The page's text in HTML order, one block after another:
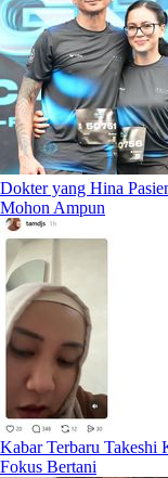
Dokter yang Hina
Mohon Ampun
Kabar Terbaru Takeshi
Fokus Bertani